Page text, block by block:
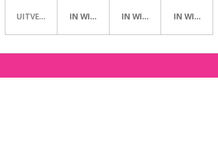
UITVERKOCHTIN WINKELWAGENIN WINKELWAGEN
IN